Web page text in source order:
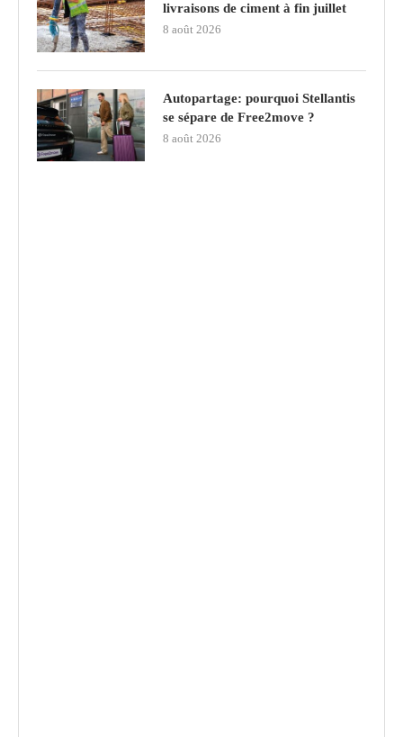
livraisons de ciment à fin juillet
8 août 2026
Autopartage: pourquoi Stellantis
se sépare de Free2move ?
8 août 2026